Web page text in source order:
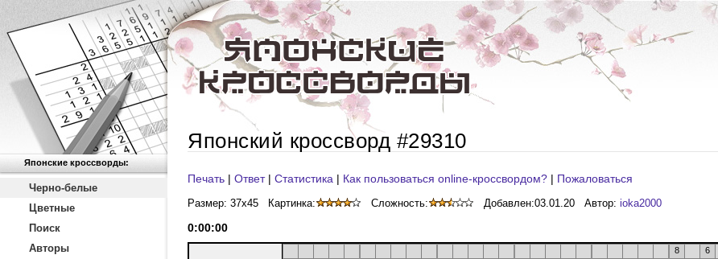
Японские кроссворды:
Черно-белые
Цветные
Поиск
Авторы
Японский кроссворд #29310
Печать | Ответ| Статистика | Как пользоваться online-кроссвордом? | Пожаловаться
Размер: 37x45 Картинка: Сложность: Добавлен:03.01.20 Автор: ioka2000
0:00:00
8
6